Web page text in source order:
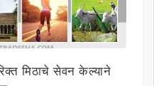
मिठाचे सेवन केल्याने